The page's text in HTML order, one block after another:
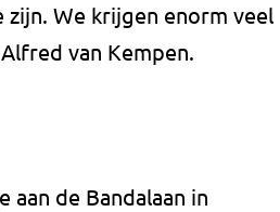
We krijgen enorm veel
van Kempen.
de Bandalaan in